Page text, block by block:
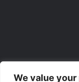
We value